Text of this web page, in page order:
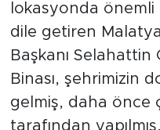
lokasyonda önemli
dile getiren
Başkanı Selahattin
Binası, şehrimizin
gelmiş, daha önce
tarafından
Siyaset